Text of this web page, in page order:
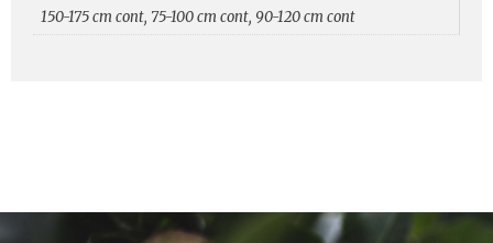
150-175 cm cont, 75-100 cm cont, 90-120 cm cont